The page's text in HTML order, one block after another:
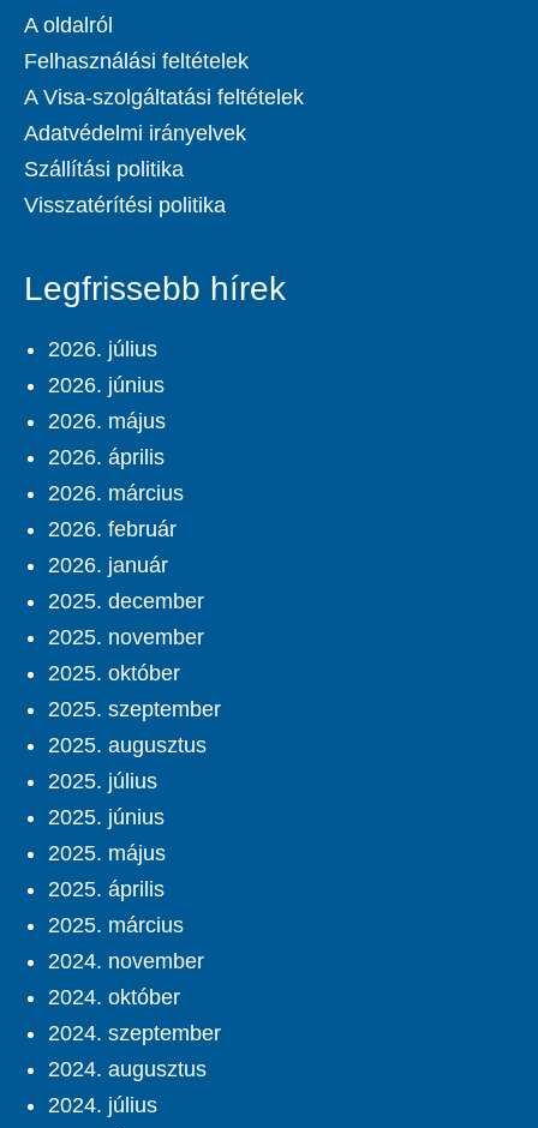
A oldalról
Felhasználási feltételek
A Visa-szolgáltatási feltételek
Adatvédelmi irányelvek
Szállítási politika
Visszatérítési politika
Legfrissebb hírek
2026. július
2026. június
2026. május
2026. április
2026. március
2026. február
2026. január
2025. december
2025. november
2025. október
2025. szeptember
2025. augusztus
2025. július
2025. június
2025. május
2025. április
2025. március
2024. november
2024. október
2024. szeptember
2024. augusztus
2024. július